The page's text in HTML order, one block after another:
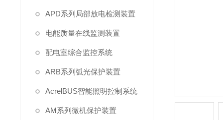
APD系列局部放电检测装置
电能质量在线监测装置
配电室综合监控系统
ARB系列弧光保护装置
AcrelBUS智能照明控制系统
AM系列微机保护装置